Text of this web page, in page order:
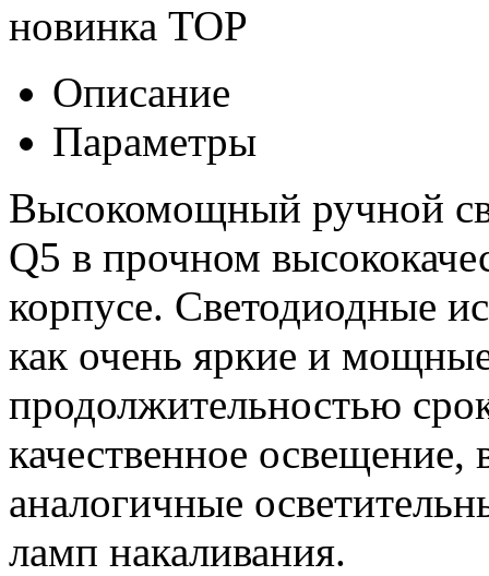
новинка TOP
Описание
Параметры
Высокомощный ручной
Q5 в прочном
корпусе. Светодиодные
как очень яркие и
продолжительностью
качественное
аналогичные
ламп накаливания.